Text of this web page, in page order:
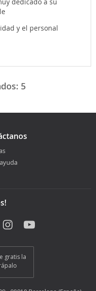
y el personal
5
gratis la